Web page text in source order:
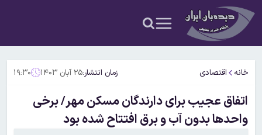
خانه اقتصادی زمان انتشار:۲۵ آبان ۱۴۰۳ ۱۹:۳۰
اتفاق عجیب برای دارندگان مسکن مهر/ برخی
واحدها بدون آب و برق افتتاح شده بود